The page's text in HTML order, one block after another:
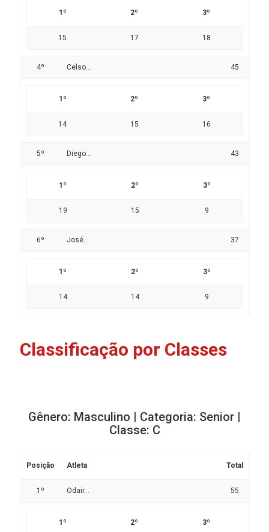
1º 2º 3º
15 17 18
4º Celso... 45
1º 2º 3º
14 15 16
5º Diego... 43
1º 2º 3º
19 15 9
6º José... 37
1º 2º 3º
14 14 9
Classificação por Classes
Gênero: Masculino | Categoria: Senior |
Classe: C
Posição Atleta Total
1º Odair... 55
1º 2º 3º